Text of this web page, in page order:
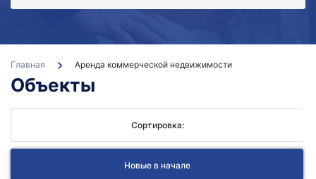
Главная Аренда коммерческой недвижимости
Объекты
Сортировка:
Новые в начале